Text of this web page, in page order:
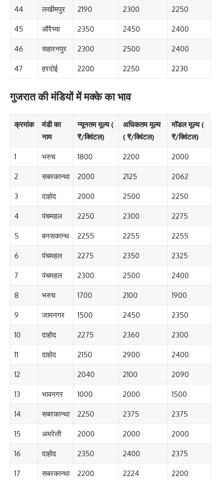
44 लखीमपुर 2190 2300 2250
45 औरैय्या 2350 2450 2400
46 सहारनपुर 2300 2500 2400
47 हरदोई 2200 2250 2230
गुजरात की मंडियों में मक्के का भाव
क्रमांक
मंडी का
नाम
न्यूनतम मूल्य (
₹/क्विंटल)
अधिकतम मूल्य
( ₹/क्विंटल)
मॉडल मूल्य (
₹/क्विंटल)
1 भरुच 1800 2200 2000
2 सबरकान्था 2000 2125 2062
3 दाहोद 2000 2500 2250
4 पंचमहल 2250 2300 2275
5 बनसकान्थ 2255 2255 2255
6 पंचमहल 2275 2350 2325
7 पंचमहल 2300 2500 2400
8 भरुच 1700 2100 1900
9 जामनगर 1500 2450 2350
10 दाहोद 2275 2360 2300
11 दाहोद 2150 2900 2400
12 2040 2100 2090
13 भावनगर 1000 2000 1500
14 सबरकान्था 2250 2375 2375
15 अमरेली 2000 2000 2000
16 दाहोद 2350 2400 2375
17 सबरकान्था 2200 2224 2200